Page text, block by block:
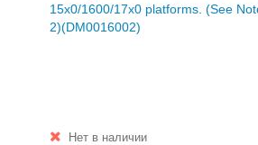
15x0/1600/17x0 platforms. (See
2)(DM0016002)
Нет в наличии